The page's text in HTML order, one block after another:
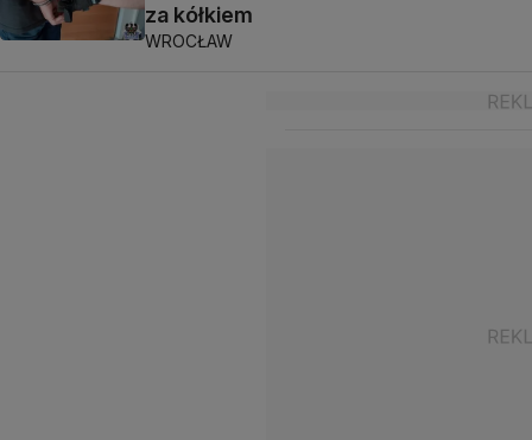
za kółkiem
WROCŁAW